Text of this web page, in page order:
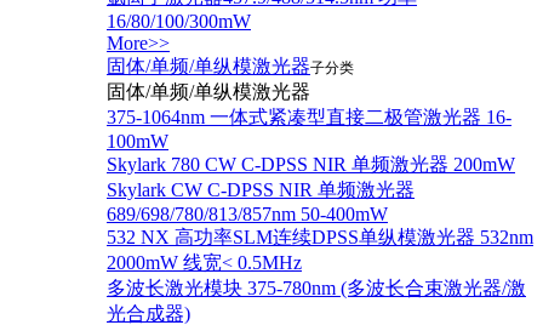
16/80/100/300mW
More>>
固体/单频/单纵模激光器子分类
固体/单频/单纵模激光器
375-1064nm 一体式紧凑型直接二极管激光器 16-
100mW
Skylark 780 CW C-DPSS NIR 单频激光器 200mW
Skylark CW C-DPSS NIR 单频激光器
689/698/780/813/857nm 50-400mW
532 NX 高功率SLM连续DPSS单纵模激光器 532nm
2000mW 线宽< 0.5MHz
多波长激光模块 375-780nm (多波长合束激光器/激
光合成器)